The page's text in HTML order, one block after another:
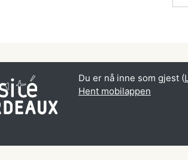
Du er nå inne som gjest (
Hent mobilappen